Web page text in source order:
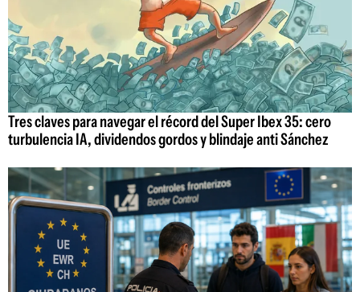
Tres claves para navegar el récord del Super Ibex 35: cero
turbulencia IA, dividendos gordos y blindaje anti Sánchez